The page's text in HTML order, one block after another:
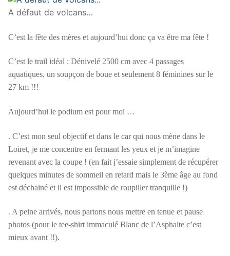
A défaut de volcans…
C’est la fête des mères et aujourd’hui donc ça va être ma fête !
C’est le trail idéal : Dénivelé 2500 cm avec 4 passages
aquatiques, un soupçon de boue et seulement 8 féminines sur le
27 km !!!
Aujourd’hui le podium est pour moi …
. C’est mon seul objectif et dans le car qui nous mène dans le
Loiret, je me concentre en fermant les yeux et je m’imagine
revenant avec la coupe ! (en fait j’essaie simplement de récupérer
quelques minutes de sommeil en retard mais le 3ème âge au fond
est déchainé et il est impossible de roupiller tranquille !)
. A peine arrivés, nous partons nous mettre en tenue et pause
photos (pour le tee-shirt immaculé Blanc de l’Asphalte c’est
mieux avant !!).